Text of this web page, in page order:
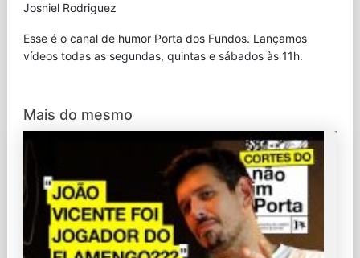
Josniel Rodriguez
Esse é o canal de humor Porta dos Fundos. Lançamos
vídeos todas as segundas, quintas e sábados às 11h.
Mais do mesmo